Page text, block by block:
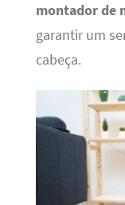
montador de
garantir um
cabeça.